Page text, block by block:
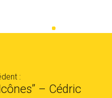
:
– Cédric